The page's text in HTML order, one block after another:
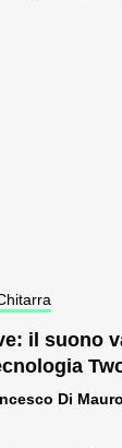
il suono
Di Mauro